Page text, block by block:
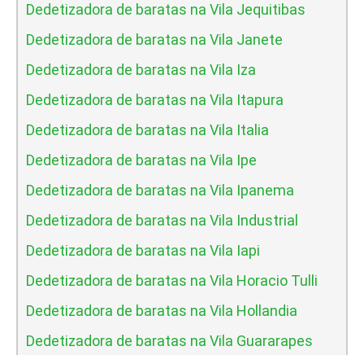
Dedetizadora de baratas na Vila Jequitibas
Dedetizadora de baratas na Vila Janete
Dedetizadora de baratas na Vila Iza
Dedetizadora de baratas na Vila Itapura
Dedetizadora de baratas na Vila Italia
Dedetizadora de baratas na Vila Ipe
Dedetizadora de baratas na Vila Ipanema
Dedetizadora de baratas na Vila Industrial
Dedetizadora de baratas na Vila Iapi
Dedetizadora de baratas na Vila Horacio Tulli
Dedetizadora de baratas na Vila Hollandia
Dedetizadora de baratas na Vila Guararapes